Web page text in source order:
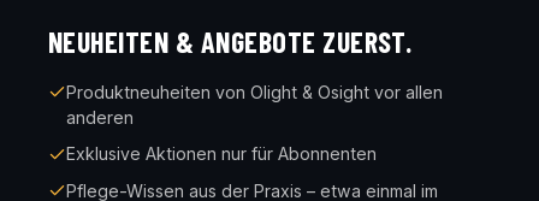
NEUHEITEN & ANGEBOTE ZUERST.
Produktneuheiten von Olight & Osight vor allen
anderen
Exklusive Aktionen nur für Abonnenten
Pflege-Wissen aus der Praxis – etwa einmal im